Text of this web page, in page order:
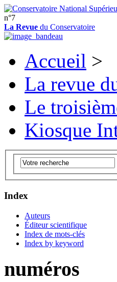
n°7
La Revue du Conservatoire
Accueil >
La revue
Le
Kiosque
Index
Auteurs
Éditeur scientifique
Index de mots-clés
Index by keyword
numéros